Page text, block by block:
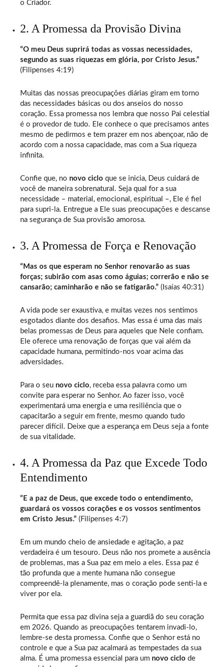
o Criador.
2. A Promessa da Provisão Divina
“O meu Deus suprirá todas as vossas necessidades,
segundo as suas riquezas em glória, por Cristo Jesus.”
(Filipenses 4:19)
Muitas das nossas preocupações diárias giram em torno
das necessidades básicas ou dos anseios do nosso
coração. Essa promessa nos lembra que nosso Pai celestial
é o provedor de tudo. Ele conhece o que precisamos antes
mesmo de pedirmos e tem prazer em nos abençoar, não de
acordo com a nossa capacidade, mas com a Sua riqueza
infinita.
Confie que, no novo ciclo que se inicia, Deus cuidará de
você de maneira sobrenatural. Seja qual for a sua
necessidade – material, emocional, espiritual –, Ele é fiel
para supri-la. Entregue a Ele suas preocupações e descanse
na segurança de Sua provisão amorosa.
3. A Promessa de Força e Renovação
“Mas os que esperam no Senhor renovarão as suas
forças; subirão com asas como águias; correrão e não se
cansarão; caminharão e não se fatigarão.” (Isaías 40:31)
A vida pode ser exaustiva, e muitas vezes nos sentimos
esgotados diante dos desafios. Mas essa é uma das mais
belas promessas de Deus para aqueles que Nele confiam.
Ele oferece uma renovação de forças que vai além da
capacidade humana, permitindo-nos voar acima das
adversidades.
Para o seu novo ciclo, receba essa palavra como um
convite para esperar no Senhor. Ao fazer isso, você
experimentará uma energia e uma resiliência que o
capacitarão a seguir em frente, mesmo quando tudo
parecer difícil. Deixe que a esperança em Deus seja a fonte
de sua vitalidade.
4. A Promessa da Paz que Excede Todo
Entendimento
“E a paz de Deus, que excede todo o entendimento,
guardará os vossos corações e os vossos sentimentos
em Cristo Jesus.” (Filipenses 4:7)
Em um mundo cheio de ansiedade e agitação, a paz
verdadeira é um tesouro. Deus não nos promete a ausência
de problemas, mas a Sua paz em meio a eles. Essa paz é
tão profunda que a mente humana não consegue
compreendê-la plenamente, mas o coração pode senti-la e
viver por ela.
Permita que essa paz divina seja a guardiã do seu coração
em 2026. Quando as preocupações tentarem invadi-lo,
lembre-se desta promessa. Confie que o Senhor está no
controle e que a Sua paz acalmará as tempestades da sua
alma. É uma promessa essencial para um novo ciclo de